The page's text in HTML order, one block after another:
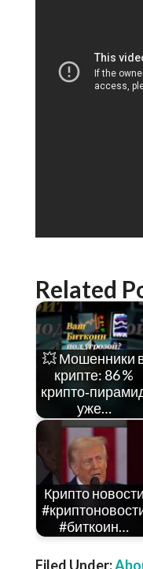
Related
💥 Мошенники
крипте: 86 %
уже…
Крипто новости
#биткоин…
Filed Under: